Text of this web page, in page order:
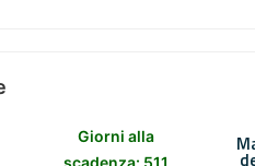
Giorni alla